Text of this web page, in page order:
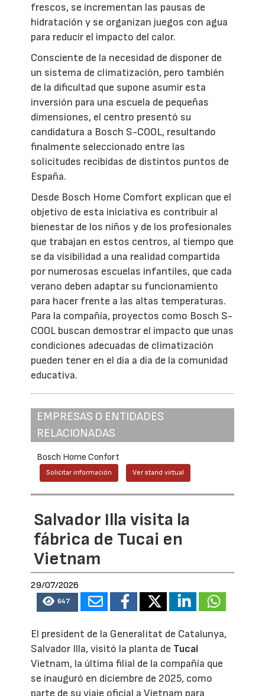
frescos, se incrementan las pausas de
hidratación y se organizan juegos con agua
para reducir el impacto del calor.
Consciente de la necesidad de disponer de
un sistema de climatización, pero también
de la dificultad que supone asumir esta
inversión para una escuela de pequeñas
dimensiones, el centro presentó su
candidatura a Bosch S-COOL, resultando
finalmente seleccionado entre las
solicitudes recibidas de distintos puntos de
España.
Desde Bosch Home Comfort explican que el
objetivo de esta iniciativa es contribuir al
bienestar de los niños y de los profesionales
que trabajan en estos centros, al tiempo que
se da visibilidad a una realidad compartida
por numerosas escuelas infantiles, que cada
verano deben adaptar su funcionamiento
para hacer frente a las altas temperaturas.
Para la compañía, proyectos como Bosch S-
COOL buscan demostrar el impacto que unas
condiciones adecuadas de climatización
pueden tener en el día a día de la comunidad
educativa.
EMPRESAS O ENTIDADES
RELACIONADAS
Bosch Home Confort
Solicitar información Ver stand virtual
Salvador Illa visita la
fábrica de Tucai en
Vietnam
29/07/2026
647
El president de la Generalitat de Catalunya,
Salvador Illa, visitó la planta de Tucai
Vietnam, la última filial de la compañía que
se inauguró en diciembre de 2025, como
parte de su viaje oficial a Vietnam para